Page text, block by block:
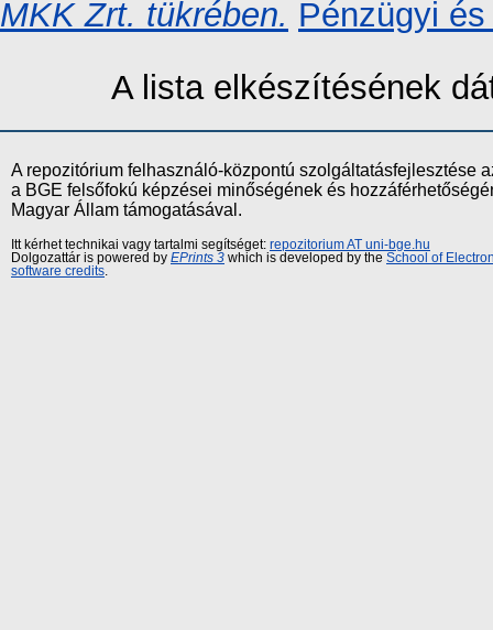
MKK Zrt. tükrében. Pénzügyi
A lista elkészítésének
A repozitórium felhasználó-központú szolgáltatásfejlesztése
a BGE felsőfokú képzései minőségének és
Magyar Állam támogatásával.
Itt kérhet technikai vagy tartalmi segítséget: repozitorium AT uni-bge.hu
Dolgozattár is powered by EPrints 3 which is developed by the School of
software credits